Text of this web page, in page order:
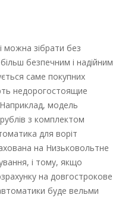
можна зібрати без
безпечним і надійним
саме покупних
недорогостоящие
модель
з комплектом
для воріт
на Низьковольтне
і тому, якщо
на довгострокове
буде вельми